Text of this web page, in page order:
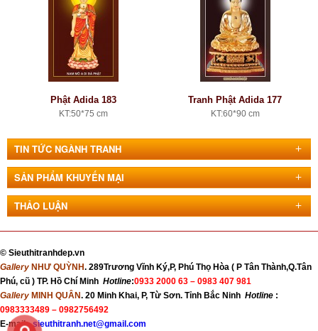
Phật Adida 183
KT:50*75 cm
Tranh Phật Adida 177
KT:60*90 cm
TIN TỨC NGÀNH TRANH
SẢN PHẨM KHUYẾN MẠI
THẢO LUẬN
© Sieuthitranhdep.vn
Gallery NHƯ QUỲNH. 289Trương Vĩnh Ký,P, Phú Thọ Hòa ( P Tân Thành,Q.Tân
Phú, cũ ) TP. Hồ Chí Minh Hotline:0933 2000 63 – 0983 407 981
Gallery MINH QUÂN. 20 Minh Khai, P, Từ Sơn. Tỉnh Bắc Ninh Hotline :
0983333489 – 0982756492
E-mail: sieuthitranh.net@gmail.com